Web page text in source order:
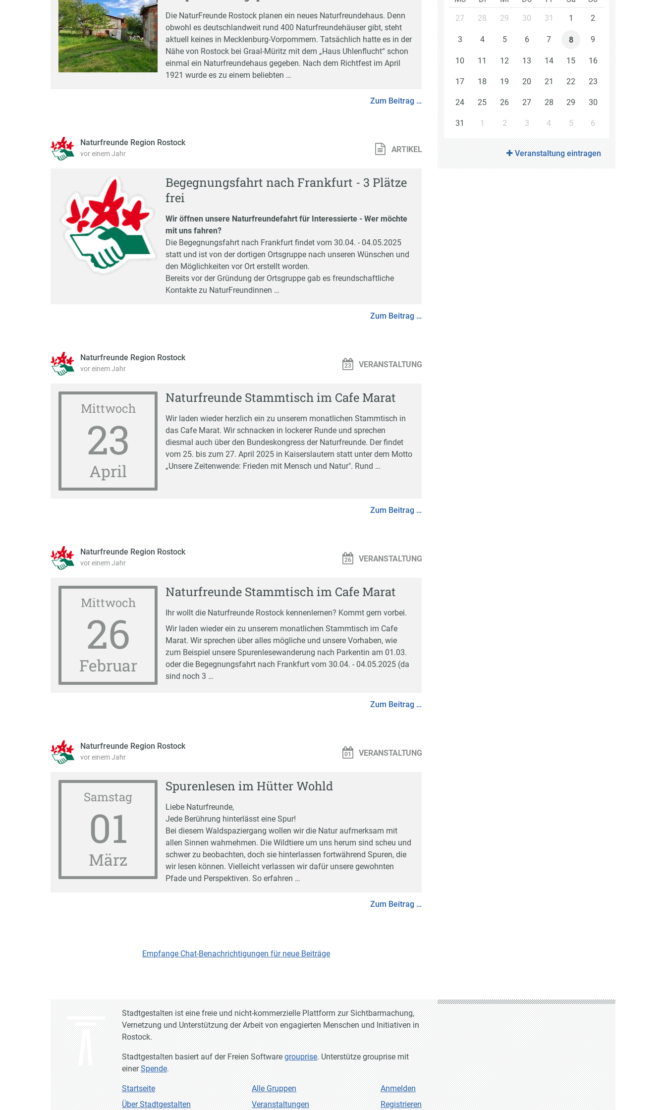
Die NaturFreunde Rostock planen ein neues Naturfreundehaus. Denn
obwohl es deutschlandweit rund 400 Naturfreundehäuser gibt, steht
aktuell keines in Mecklenburg-Vorpommern. Tatsächlich hatte es in der
Nähe von Rostock bei Graal-Müritz mit dem „Haus Uhlenflucht“ schon
einmal ein Naturfreundehaus gegeben. Nach dem Richtfest im April
1921 wurde es zu einem beliebten …
Zum Beitrag …
Naturfreunde Region Rostock
vor einem Jahr ARTIKEL
Begegnungsfahrt nach Frankfurt - 3 Plätze
frei
Wir öffnen unsere Naturfreundefahrt für Interessierte - Wer möchte
mit uns fahren?
Die Begegnungsfahrt nach Frankfurt findet vom 30.04. - 04.05.2025
statt und ist von der dortigen Ortsgruppe nach unseren Wünschen und
den Möglichkeiten vor Ort erstellt worden.
Bereits vor der Gründung der Ortsgruppe gab es freundschaftliche
Kontakte zu NaturFreundinnen …
Zum Beitrag …
Naturfreunde Region Rostock
vor einem Jahr VERANSTALTUNG
Mittwoch
23
April
Naturfreunde Stammtisch im Cafe Marat
Wir laden wieder herzlich ein zu unserem monatlichen Stammtisch in
das Cafe Marat. Wir schnacken in lockerer Runde und sprechen
diesmal auch über den Bundeskongress der Naturfreunde. Der findet
vom 25. bis zum 27. April 2025 in Kaiserslautern statt unter dem Motto
„Unsere Zeitenwende: Frieden mit Mensch und Natur". Rund …
Zum Beitrag …
Naturfreunde Region Rostock
vor einem Jahr VERANSTALTUNG
Mittwoch
26
Februar
Naturfreunde Stammtisch im Cafe Marat
Ihr wollt die Naturfreunde Rostock kennenlernen? Kommt gern vorbei.
Wir laden wieder ein zu unserem monatlichen Stammtisch im Cafe
Marat. Wir sprechen über alles mögliche und unsere Vorhaben, wie
zum Beispiel unsere Spurenlesewanderung nach Parkentin am 01.03.
oder die Begegnungsfahrt nach Frankfurt vom 30.04. - 04.05.2025 (da
sind noch 3 …
Zum Beitrag …
Naturfreunde Region Rostock
vor einem Jahr VERANSTALTUNG
Samstag
01
März
Spurenlesen im Hütter Wohld
Liebe Naturfreunde,
Jede Berührung hinterlässt eine Spur!
Bei diesem Waldspaziergang wollen wir die Natur aufmerksam mit
allen Sinnen wahrnehmen. Die Wildtiere um uns herum sind scheu und
schwer zu beobachten, doch sie hinterlassen fortwährend Spuren, die
wir lesen können. Vielleicht verlassen wir dafür unsere gewohnten
Pfade und Perspektiven. So erfahren …
Zum Beitrag …
Empfange Chat-Benachrichtigungen für neue Beiträge
27
28 29 30 31 1 2
3 4 5 6 7 8 9
10 11 12 13 14 15 16
17 18 19 20 21 22 23
24 25 26 27 28 29 30
31 1 2 3 4 5 6
Veranstaltung eintragen
Stadtgestalten ist eine freie und nicht-kommerzielle Plattform zur Sichtbarmachung,
Vernetzung und Unterstützung der Arbeit von engagierten Menschen und Initiativen in
Rostock.
Stadtgestalten basiert auf der Freien Softwaregrouprise. Unterstütze grouprise mit
einerSpende.
Startseite
Über Stadtgestalten
Alle Gruppen
Veranstaltungen
Anmelden
Registrieren